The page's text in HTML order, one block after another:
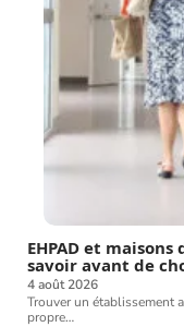
EHPAD et
savoir avant de
4 août 2026
Trouver un établissement
propre…